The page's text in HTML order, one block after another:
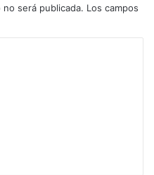
será publicada. Los campos